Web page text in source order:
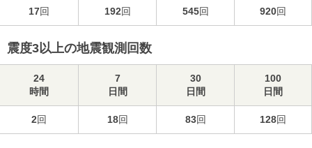
17回 192回 545回 920回
震度3以上の地震観測回数
24
時間
7
日間
30
日間
100
日間
2回 18回 83回 128回